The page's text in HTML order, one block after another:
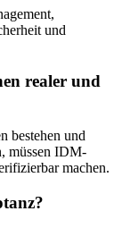
und
realer und
bestehen und
müssen IDM-
machen.